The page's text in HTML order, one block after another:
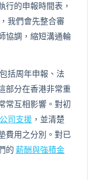
行的申報時間表，
，我們會先整合審
協調，縮短溝通輪
包括周年申報、法
部分在香港非常重
常互相影響。對初
司支援 ，並清楚
費用之分別。對已
的 薪酬與強積金